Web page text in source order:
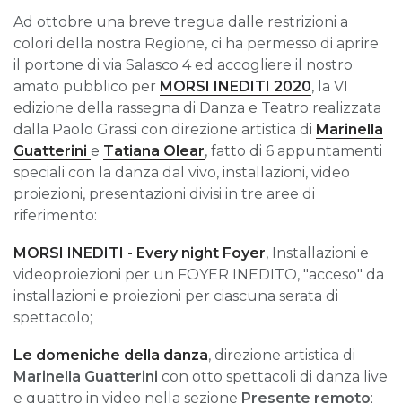
Ad ottobre una breve tregua dalle restrizioni a
colori della nostra Regione, ci ha permesso di aprire
il portone di via Salasco 4 ed accogliere il nostro
amato pubblico per MORSI INEDITI 2020, la VI
edizione della rassegna di Danza e Teatro realizzata
dalla Paolo Grassi con direzione artistica di Marinella
Guatterini e Tatiana Olear, fatto di 6 appuntamenti
speciali con la danza dal vivo, installazioni, video
proiezioni, presentazioni divisi in tre aree di
riferimento:
MORSI INEDITI - Every night Foyer, Installazioni e
videoproiezioni per un FOYER INEDITO, "acceso" da
installazioni e proiezioni per ciascuna serata di
spettacolo;
Le domeniche della danza, direzione artistica di
Marinella Guatterini con otto spettacoli di danza live
e quattro in video nella sezione Presente remoto;